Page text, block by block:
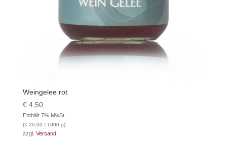
Weingelee rot
€4,50
Enthält 7% MwSt
(€20,00 / 1000 g)
zzgl. Versand